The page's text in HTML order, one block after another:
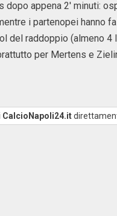
dopo appena 2' minuti:
i partenopei hanno
del raddoppio (almeno 4
per Mertens e
CalcioNapoli24.it